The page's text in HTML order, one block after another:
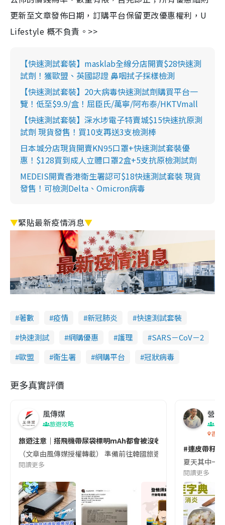
更新至文章發佈日期，訂購平台保留更改優惠權利，U
Lifestyle 概不負責。>>
【快速測試套裝】masklab全線分店開賣$28快速測
試劑！獲歐盟、英國認證 鼻咽拭子採樣檢測
【快速測試套裝】20大病毒快速測試劑購買平台一
覽！低至$9.9/盒！屈臣氏/萬寧/阿布泰/HKTVmall
【快速測試套裝】深水埗電子特賣城$15快速抗原測
試劑 現貨發售！買10支再送3支檢測棒
日本城分店現貨開賣KN95口罩+快速測試套裝優
惠！$128買到成人立體口罩2盒+5支抗原檢測試劑
MEDEIS開賣香港衛生署認可$18快速測試套裝 現貨
發售！可檢測Delta、Omicron病毒
▼緊貼最新疫情消息▼
著數 疫情 新冠肺炎
快速測試套裝
快速測試
網購優惠 護理
SARS－CoV－2
歐盟
衞生署 網購平台 冠狀病毒
更多真實評價
風傳媒
旅遊攻略
旅遊注意｜搭飛機帶尿袋標明mAh都會被沒收😱出發前切記檢查
（文章由風傳媒授權轉載） 準備前往韓國旅遊的民眾，近期要
閱讀更多
營養
香港
#連皮帶籽
夏天其中一
閱讀更多